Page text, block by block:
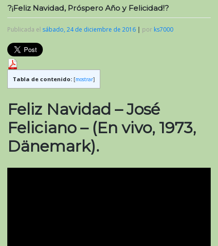
?¡Feliz Navidad, Próspero Año y Felicidad!?
Publicada el sábado, 24 de diciembre de 2016 | por ks7000
Tabla de contenido: [mostrar]
Feliz Navidad – José
Feliciano – (En vivo, 1973,
Dänemark).